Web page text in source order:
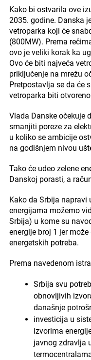
Kako bi ostvarila ove
2035. godine. Danska
vetroparka koji će
(800MW). Prema
ovo je veliki korak ka
Ovo će biti najveća
priključenje na mrežu
Pretpostavlja se da će
vetroparka biti
Vlada Danske očekuje
smanjiti poreze za
u koliko se ambicije
na godišnjem nivou
Tako će udeo zelene
Danskoj porasti, a
Kako da Srbija
energijama možemo
Srbija) u kome su
energije broj 1 jer
energetskih potreba.
Prema navedenom
Srbija svu
obnovljivih
današnje
investicija u
izvorima
javnog zdravlja